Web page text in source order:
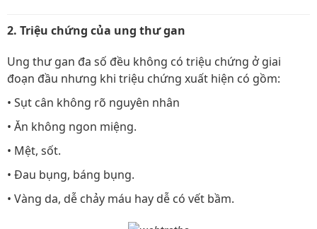
2. Triệu chứng của ung thư gan
Ung thư gan đa số đều không có triệu chứng ở giai
đoạn đầu nhưng khi triệu chứng xuất hiện có gồm:
• Sụt cân không rõ nguyên nhân
• Ăn không ngon miệng.
• Mệt, sốt.
• Đau bụng, báng bụng.
• Vàng da, dễ chảy máu hay dễ có vết bầm.